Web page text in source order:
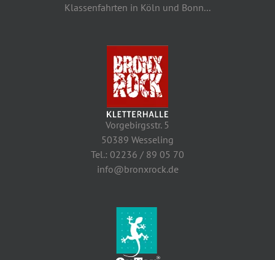
Klassenfahrten in Köln und Bonn...
Vorgebirgsstr. 5
50389 Wesseling
Tel.: 02236 / 89 05 70
info@bronxrock.de